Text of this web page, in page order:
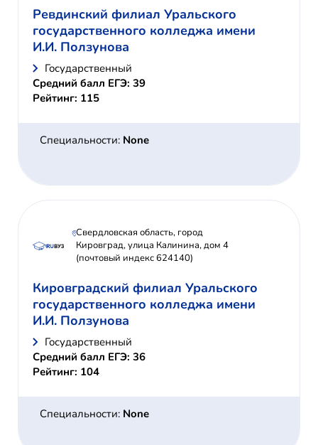
Ревдинский филиал Уральского
государственного колледжа имени
И.И. Ползунова
Государственный
Средний балл ЕГЭ: 39
Рейтинг: 115
Специальности: None
Свердловская область, город
Кировград, улица Калинина, дом 4
(почтовый индекс 624140)
Кировградский филиал Уральского
государственного колледжа имени
И.И. Ползунова
Государственный
Средний балл ЕГЭ: 36
Рейтинг: 104
Специальности: None